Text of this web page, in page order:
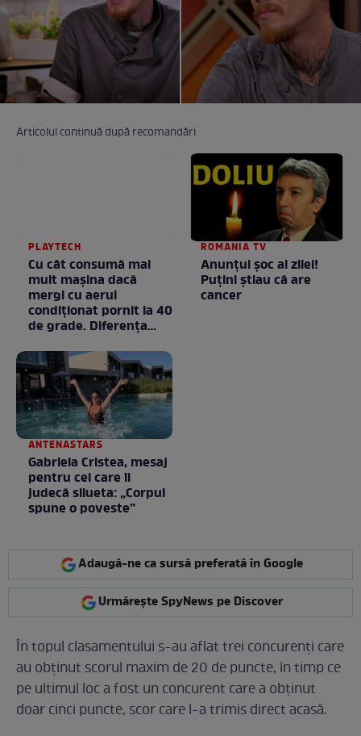
Articolul continuă după recomandări
PLAYTECH
Cu cât consumă mai
mult mașina dacă
mergi cu aerul
condiționat pornit la 40
de grade. Diferența
decât crezi
ROMANIA TV
Anunţul şoc al zilei!
Puţini ştiau că are
cancer
ANTENASTARS
Gabriela Cristea, mesaj
pentru cei care îi
judecă silueta: „Corpul
spune o poveste”
Adaugă-ne ca sursă preferată în Google
Urmărește SpyNews pe Discover
În topul clasamentului s-au aflat trei concurenți care
au obținut scorul maxim de 20 de puncte, în timp ce
pe ultimul loc a fost un concurent care a obținut
doar cinci puncte, scor care l-a trimis direct acasă.